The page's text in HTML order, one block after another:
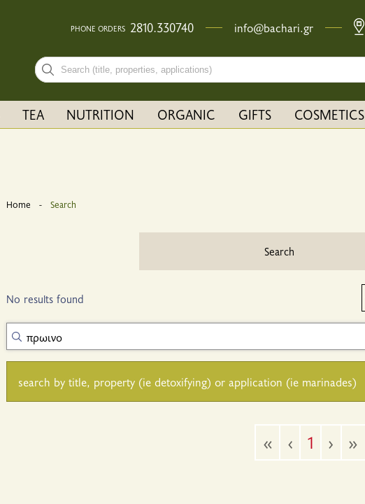
PHONE ORDERS 2810.330740 info@bachari.gr
Search bar input field
TEA NUTRITION ORGANIC GIFTS COSMETICS
Home Search
Search
No results found
search by title, property (ie detoxifying) or application (ie marinades)
« ‹ 1 › »